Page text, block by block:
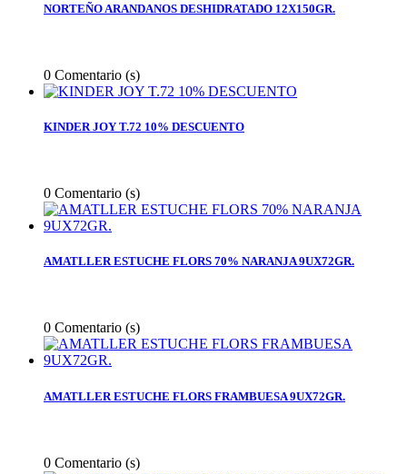
NORTEÑO ARANDANOS DESHIDRATADO 12X150GR.
0 Comentario (s)
KINDER JOY T.72 10% DESCUENTO
0 Comentario (s)
AMATLLER ESTUCHE FLORS 70% NARANJA 9UX72GR.
0 Comentario (s)
AMATLLER ESTUCHE FLORS FRAMBUESA 9UX72GR.
0 Comentario (s)